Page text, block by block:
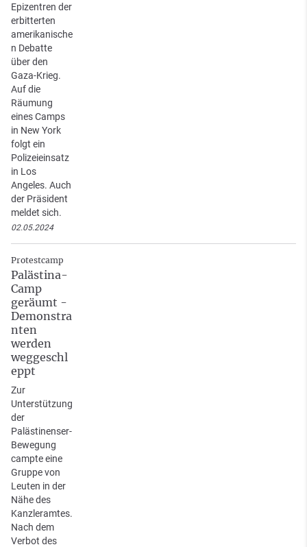
Epizentren der
erbitterten
amerikanische
n Debatte
über den
Gaza-Krieg.
Auf die
Räumung
eines Camps
in New York
folgt ein
Polizeieinsatz
in Los
Angeles. Auch
der Präsident
meldet sich.
02.05.2024
Protestcamp
Palästina-
Camp
geräumt -
Demonstra
nten
werden
weggeschl
eppt
Zur
Unterstützung
der
Palästinenser-
Bewegung
campte eine
Gruppe von
Leuten in der
Nähe des
Kanzleramtes.
Nach dem
Verbot des